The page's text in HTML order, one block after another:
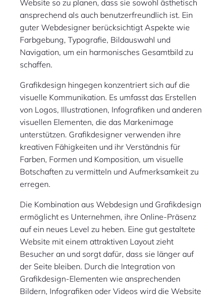
Website so zu planen, dass sie sowohl ästhetisch
ansprechend als auch benutzerfreundlich ist. Ein
guter Webdesigner berücksichtigt Aspekte wie
Farbgebung, Typografie, Bildauswahl und
Navigation, um ein harmonisches Gesamtbild zu
schaffen.
Grafikdesign hingegen konzentriert sich auf die
visuelle Kommunikation. Es umfasst das Erstellen
von Logos, Illustrationen, Infografiken und anderen
visuellen Elementen, die das Markenimage
unterstützen. Grafikdesigner verwenden ihre
kreativen Fähigkeiten und ihr Verständnis für
Farben, Formen und Komposition, um visuelle
Botschaften zu vermitteln und Aufmerksamkeit zu
erregen.
Die Kombination aus Webdesign und Grafikdesign
ermöglicht es Unternehmen, ihre Online-Präsenz
auf ein neues Level zu heben. Eine gut gestaltete
Website mit einem attraktiven Layout zieht
Besucher an und sorgt dafür, dass sie länger auf
der Seite bleiben. Durch die Integration von
Grafikdesign-Elementen wie ansprechenden
Bildern, Infografiken oder Videos wird die Website